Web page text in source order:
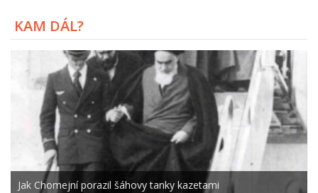
KAM DÁL?
Jak Chomejní porazil šáhovy tanky kazetami